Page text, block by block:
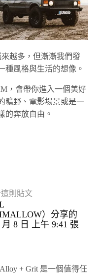
越多，但漸漸我們發
種風格與生活的想像。
，會帶你進入一個美好
曠野、電影場景或是一
的奔放自由。
這則貼文
）分享的
8 日 上午 9:41 張
+ Grit 是一個值得任